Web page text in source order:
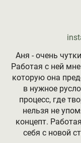
Аня - очень
Работая с ней
которую она
в нужное
процесс, где
нельзя не
концепт.
себя с новой